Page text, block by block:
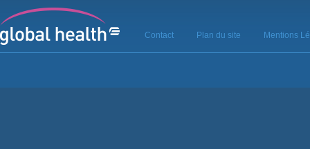
Contact Plan du site Mentions